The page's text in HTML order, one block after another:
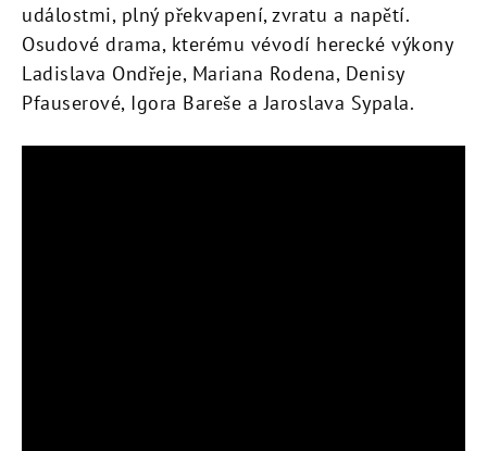
událostmi, plný překvapení, zvratu a napětí.
Osudové drama, kterému vévodí herecké výkony
Ladislava Ondřeje, Mariana Rodena, Denisy
Pfauserové, Igora Bareše a Jaroslava Sypala.